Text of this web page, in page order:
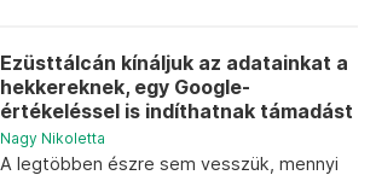
Ezüsttálcán kínáljuk az adatainkat a
hekkereknek, egy Google-
értékeléssel is indíthatnak támadást
Nagy Nikoletta
A legtöbben észre sem vesszük, mennyi